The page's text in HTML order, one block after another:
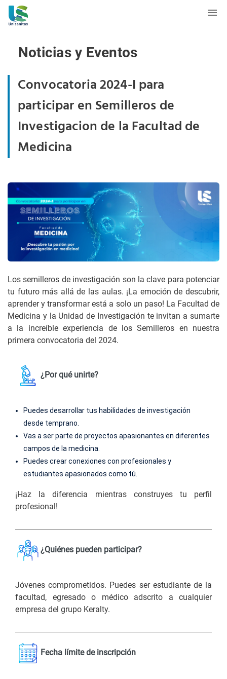
Noticias y Eventos
Convocatoria 2024-I para
participar en Semilleros de
Investigacion de la Facultad de
Medicina
Los semilleros de investigación son la clave para potenciar
tu futuro más allá de las aulas. ¡La emoción de descubrir,
aprender y transformar está a solo un paso! La Facultad de
Medicina y la Unidad de Investigación te invitan a sumarte
a la increíble experiencia de los Semilleros en nuestra
primera convocatoria del 2024.
¿Por qué unirte?
Puedes desarrollar tus habilidades de investigación
desde temprano.
Vas a ser parte de proyectos apasionantes en diferentes
campos de la medicina.
Puedes crear conexiones con profesionales y
estudiantes apasionados como tú.
¡Haz la diferencia mientras construyes tu perfil
profesional!
¿Quiénes pueden participar?
Jóvenes comprometidos. Puedes ser estudiante de la
facultad, egresado o médico adscrito a cualquier
empresa del grupo Keralty.
Fecha límite de inscripción